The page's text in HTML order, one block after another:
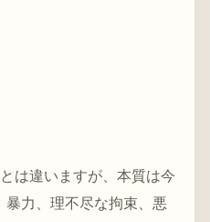
は違いますが、本質は今
暴力、理不尽な拘束、悪